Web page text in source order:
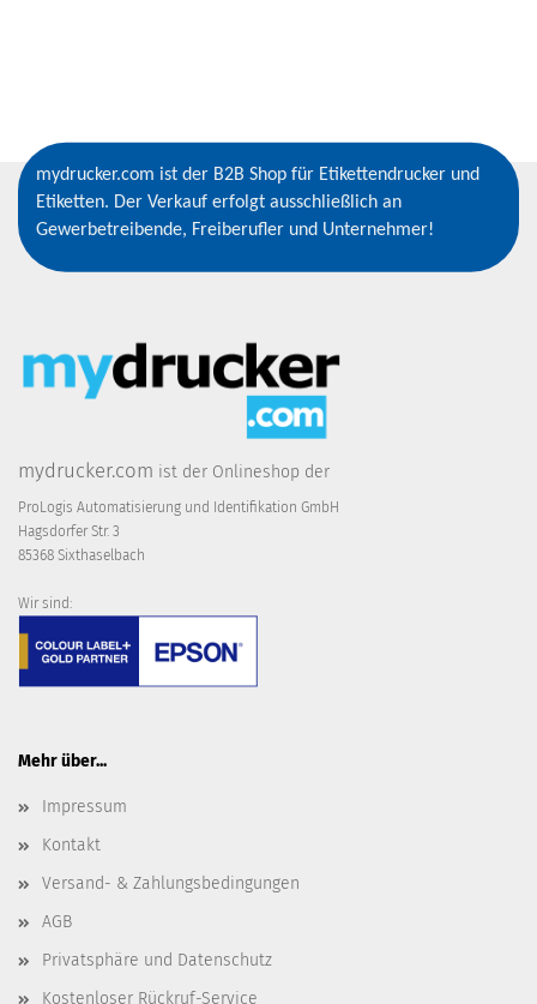
mydrucker.com ist der B2B Shop für Etikettendrucker und
Etiketten. Der Verkauf erfolgt ausschließlich an
Gewerbetreibende, Freiberufler und Unternehmer!
mydrucker.com ist der Onlineshop der
ProLogis Automatisierung und Identifikation GmbH
Hagsdorfer Str. 3
85368 Sixthaselbach
Wir sind:
Mehr über...
Impressum
Kontakt
Versand- & Zahlungsbedingungen
AGB
Privatsphäre und Datenschutz
Kostenloser Rückruf-Service